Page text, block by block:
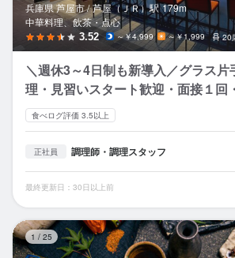
兵庫県 芦屋市 / 芦屋（ＪＲ）駅 179m
中華料理、飲茶・点心
3.52 ～￥4,999 ～￥1,999 20
＼週休3～4日制も新導入／グラス片
理・見習いスタート歓迎・面接１回
食べログ評価 3.5以上
正社員 調理師・調理スタッフ
最終更新日：30日以上前
1 / 25